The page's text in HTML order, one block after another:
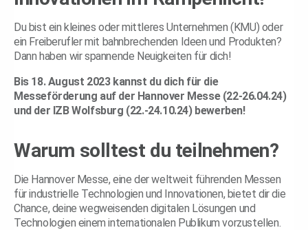
Du bist ein kleines oder mittleres Unternehmen (KMU) oder
ein Freiberufler mit bahnbrechenden Ideen und Produkten?
Dann haben wir spannende Neuigkeiten für dich!
Bis 18. August 2023 kannst du dich für die
Messeförderung auf der Hannover Messe (22-26.04.24)
und der IZB Wolfsburg (22.-24.10.24) bewerben!
Warum solltest du teilnehmen?
Die Hannover Messe, eine der weltweit führenden Messen
für industrielle Technologien und Innovationen, bietet dir die
Chance, deine wegweisenden digitalen Lösungen und
Technologien einem internationalen Publikum vorzustellen.